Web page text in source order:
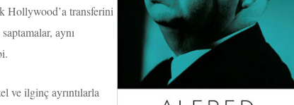
Hollywood’a transferini
aynı
ve ilginç ayrıntılarla